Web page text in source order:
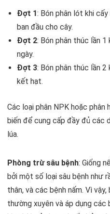
Đợt 1: Bón phân lót khi
ban đầu cho cây.
Đợt 2: Bón phân thúc lần
ngày.
Đợt 3: Bón phân thúc lần
kết hạt.
Các loại phân NPK hoặc
biến để cung cấp đầy đủ
lúa.
Phòng trừ sâu bệnh: Giống
bởi một số loại sâu bệnh như
thân, và các bệnh nấm. Vì
thường xuyên và áp dụng các